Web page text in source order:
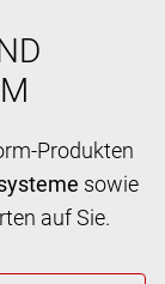
Produkten
sowie
auf Sie.